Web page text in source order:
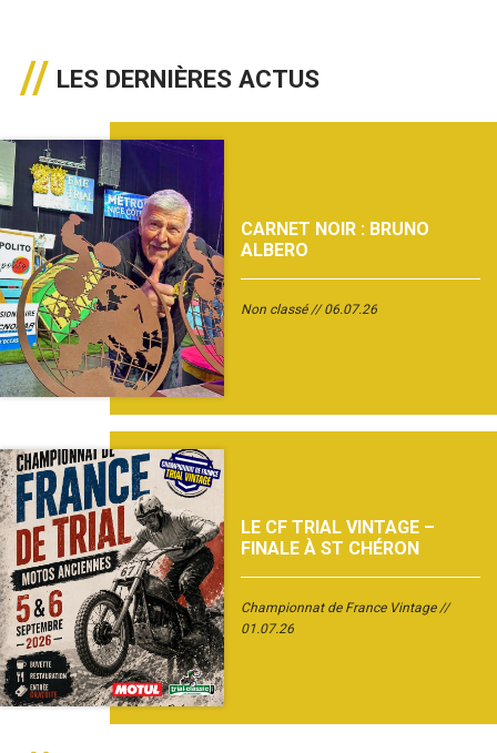
LES DERNIÈRES ACTUS
CARNET NOIR : BRUNO
ALBERO
Non classé 06.07.26
LE CF TRIAL VINTAGE –
FINALE À ST CHÉRON
Championnat de France Vintage
01.07.26